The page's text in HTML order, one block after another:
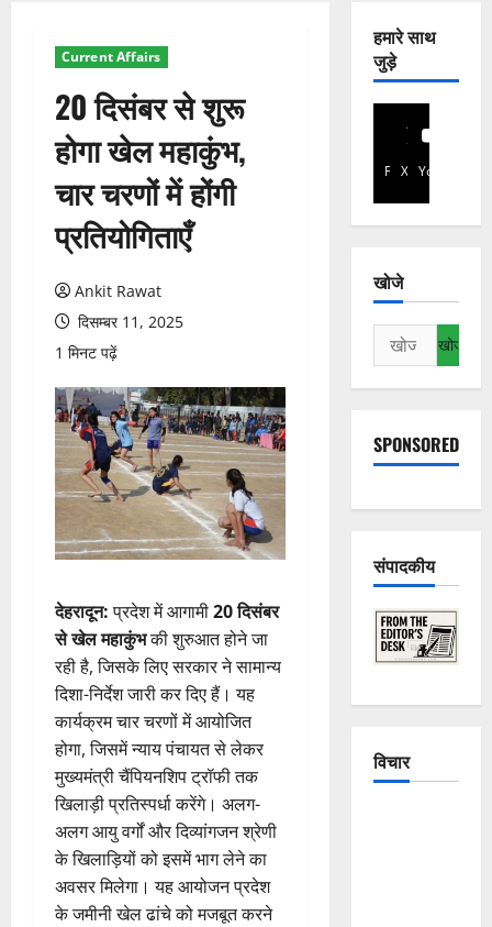
Current Affairs
20 दिसंबर से शुरू
होगा खेल महाकुंभ,
चार चरणों में होंगी
प्रतियोगिताएँ
Ankit Rawat
दिसम्बर 11, 2025
1 मिनट पढ़ें
देहरादून:प्रदेश में आगामी20 दिसंबर
से खेल महाकुंभकी शुरुआत होने जा
रही है, जिसके लिए सरकार ने सामान्य
दिशा-निर्देश जारी कर दिए हैं। यह
कार्यक्रम चार चरणों में आयोजित
होगा, जिसमें न्याय पंचायत से लेकर
मुख्यमंत्री चैंपियनशिप ट्रॉफी तक
खिलाड़ी प्रतिस्पर्धा करेंगे। अलग-
अलग आयु वर्गों और दिव्यांगजन श्रेणी
के खिलाड़ियों को इसमें भाग लेने का
अवसर मिलेगा। यह आयोजन प्रदेश
के जमीनी खेल ढांचे को मजबूत करने
हमारे साथ
जुड़े
Facebook
X YouTube
खोजे
निम्न
को
खोजें:
SPONSORED
संपादकीय
विचार